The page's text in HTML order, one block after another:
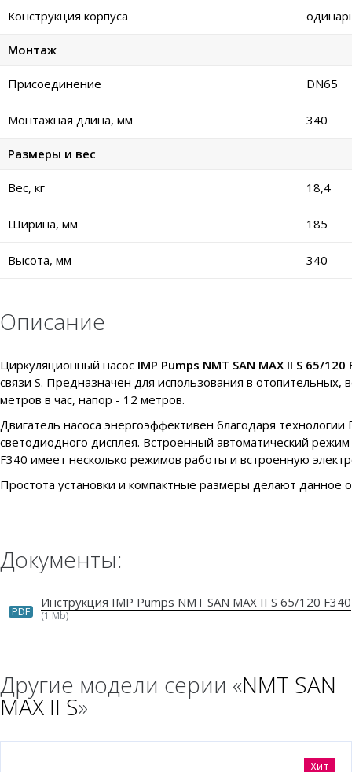
Конструкция корпуса
Монтаж
Присоединение DN65
Монтажная длина, мм 340
Размеры и вес
Вес, кг 18,4
Ширина, мм 185
Высота, мм 340
Описание
Циркуляционный насос IMP Pumps NMT SAN MAX II S 65/120
связи S. Предназначен для использования в
метров в час, напор - 12 метров.
Двигатель насоса энергоэффективен благодаря
светодиодного дисплея. Встроенный автоматический
F340 имеет несколько режимов работы и встроенную
Простота установки и компактные размеры делают
Документы:
PDF
Инструкция IMP Pumps NMT SAN MAX II S 65/120 F340
(1 Mb)
Другие модели серии «NMT SAN
MAX II S»
Хит